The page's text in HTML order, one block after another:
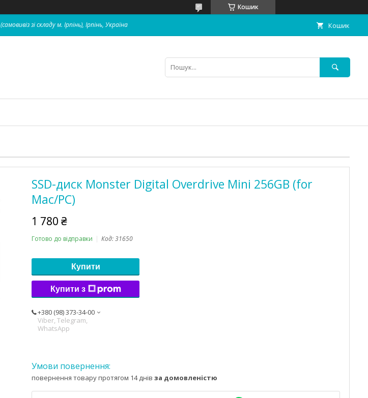
Кошик
(самовивіз зі складу м. Ірпінь), Ірпінь, Україна Кошик
SSD-диск Monster Digital Overdrive Mini 256GB (for
Mac/PC)
1 780 ₴
Готово до відправки Код:31650
Купити
Купити з
+380 (98) 373-34-00
Viber, Telegram,
WhatsApp
повернення товару протягом 14 днів за домовленістю